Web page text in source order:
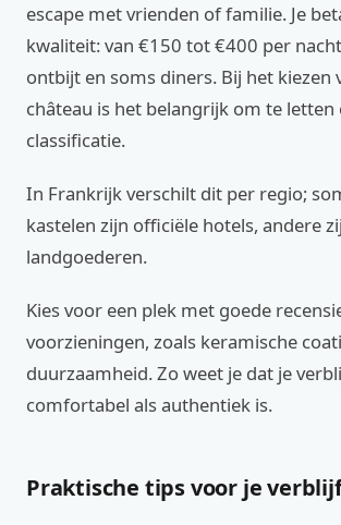
escape met vrienden of familie. Je
kwaliteit: van €150 tot €400 per
ontbijt en soms diners. Bij het kiezen
château is het belangrijk om te letten
classificatie.
In Frankrijk verschilt dit per regio;
kastelen zijn officiële hotels, andere
landgoederen.
Kies voor een plek met goede
voorzieningen, zoals keramische
duurzaamheid. Zo weet je dat je
comfortabel als authentiek is.
Praktische tips voor je